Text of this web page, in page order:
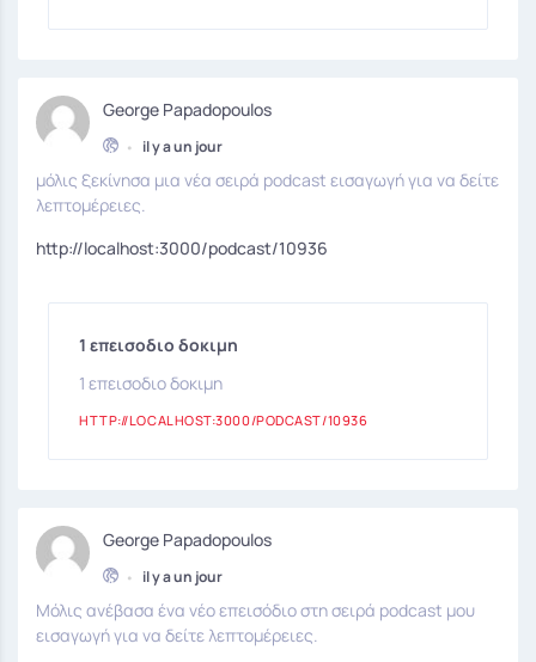
George Papadopoulos
• il y a un jour
μόλις ξεκίνησα μια νέα σειρά podcast εισαγωγή για να δείτε
λεπτομέρειες.
http://localhost:3000/podcast/10936
1 επεισοδιο δοκιμη
1 επεισοδιο δοκιμη
HTTP://LOCALHOST:3000/PODCAST/10936
George Papadopoulos
• il y a un jour
Μόλις ανέβασα ένα νέο επεισόδιο στη σειρά podcast μου
εισαγωγή για να δείτε λεπτομέρειες.